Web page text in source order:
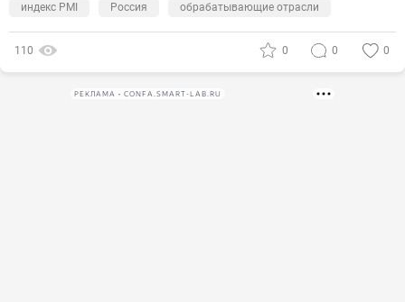
индекс PMI Россия обрабатывающие отрасли
110 0 0 0
РЕКЛАМА • CONFA.SMART-LAB.RU